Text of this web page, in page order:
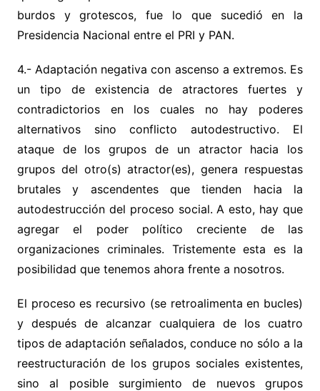
burdos y grotescos, fue lo que sucedió en la
Presidencia Nacional entre el PRI y PAN.
4.- Adaptación negativa con ascenso a extremos. Es
un tipo de existencia de atractores fuertes y
contradictorios en los cuales no hay poderes
alternativos sino conflicto autodestructivo. El
ataque de los grupos de un atractor hacia los
grupos del otro(s) atractor(es), genera respuestas
brutales y ascendentes que tienden hacia la
autodestrucción del proceso social. A esto, hay que
agregar el poder político creciente de las
organizaciones criminales. Tristemente esta es la
posibilidad que tenemos ahora frente a nosotros.
El proceso es recursivo (se retroalimenta en bucles)
y después de alcanzar cualquiera de los cuatro
tipos de adaptación señalados, conduce no sólo a la
reestructuración de los grupos sociales existentes,
sino al posible surgimiento de nuevos grupos